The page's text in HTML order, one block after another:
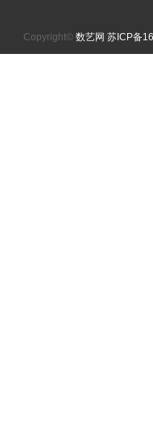
Copyright© 数艺网 苏ICP备